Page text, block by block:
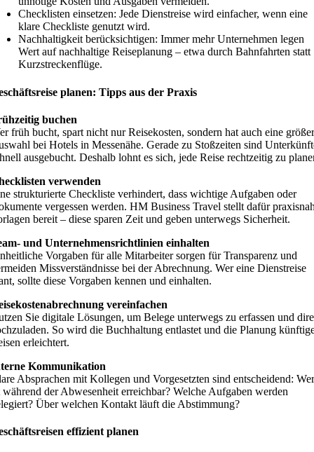
Checklisten einsetzen: Jede Dienstreise wird einfacher, wenn eine
klare Checkliste genutzt wird.
Nachhaltigkeit berücksichtigen: Immer mehr Unternehmen legen
Wert auf nachhaltige Reiseplanung – etwa durch Bahnfahrten statt
Kurzstreckenflüge.
planen: Tipps aus der Praxis
buchen
früh bucht, spart nicht nur Reisekosten, sondern hat auch eine
bei Hotels in Messenähe. Gerade zu Stoßzeiten sind
ausgebucht. Deshalb lohnt es sich, jede Reise rechtzeitig zu
verwenden
strukturierte Checkliste verhindert, dass wichtige Aufgaben oder
vergessen werden. HM Business Travel stellt dafür
bereit – diese sparen Zeit und geben unterwegs Sicherheit.
und Unternehmensrichtlinien einhalten
Vorgaben für alle Mitarbeiter sorgen für Transparenz und
Missverständnisse bei der Abrechnung. Wer eine Dienstreise
sollte diese Vorgaben kennen und einhalten.
vereinfachen
Sie digitale Lösungen, um Belege unterwegs zu erfassen und
So wird die Buchhaltung entlastet und die Planung
erleichtert.
Kommunikation
Absprachen mit Kollegen und Vorgesetzten sind entscheidend: Wer
während der Abwesenheit erreichbar? Welche Aufgaben werden
Über welchen Kontakt läuft die Abstimmung?
effizient planen